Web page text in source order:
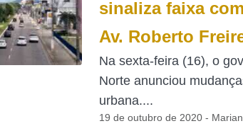
sinaliza faixa
Av. Roberto
Na sexta-feira (16), o
Norte anunciou
urbana....
19 de outubro de 2020 -